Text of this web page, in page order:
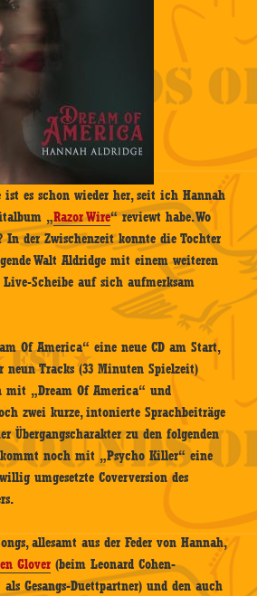
ist es schon wieder her, seit ich Hannah
„Razor Wire“ reviewt habe. Wo
In der Zwischenzeit konnte die Tochter
Walt Aldridge mit einem weiteren
Scheibe auf sich aufmerksam
Of America“ eine neue CD am Start,
Tracks (33 Minuten Spielzeit)
mit „Dream Of America“ und
zwei kurze, intonierte Sprachbeiträge
Übergangscharakter zu den folgenden
kommt noch mit „Psycho Killer“ eine
umgesetzte Coverversion des
allesamt aus der Feder von Hannah,
Glover (beim Leonard Cohen-
Gesangs-Duettpartner) und den auch